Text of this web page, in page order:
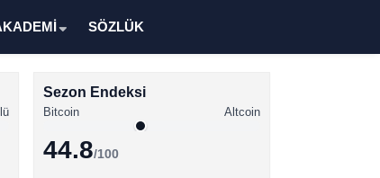
SÖZLÜK
Sezon Endeksi
Bitcoin Altcoin
44.8/100